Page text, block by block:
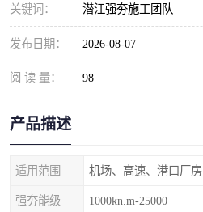
关键词： 潜江强夯施工团队
发布日期： 2026-08-07
阅 读 量： 98
产品描述
适用范围 机场、高速、港口厂房
强夯能级 1000kn.m-25000